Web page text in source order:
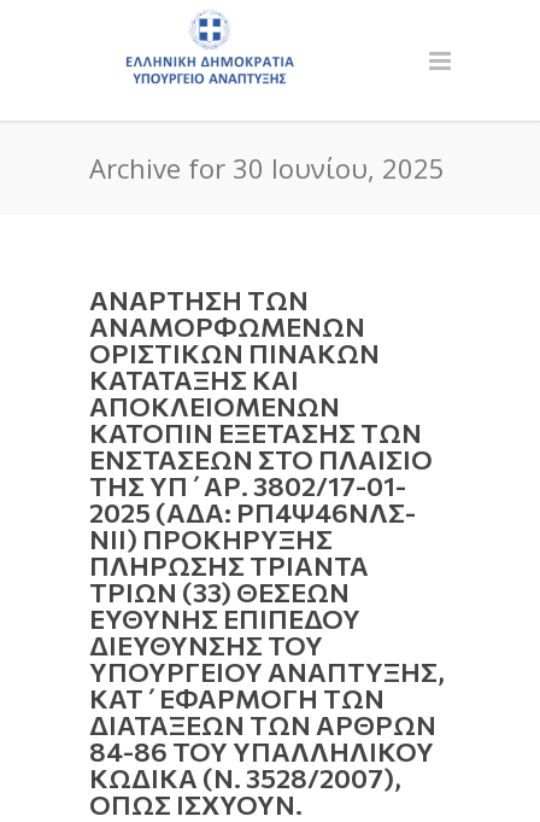
Archive for 30 Ιουνίου, 2025
ΑΝΑΡΤΗΣΗ ΤΩΝ
ΑΝΑΜΟΡΦΩΜΕΝΩΝ
ΟΡΙΣΤΙΚΩΝ ΠΙΝΑΚΩΝ
ΚΑΤΑΤΑΞΗΣ ΚΑΙ
ΑΠΟΚΛΕΙΟΜΕΝΩΝ
ΚΑΤΟΠΙΝ ΕΞΕΤΑΣΗΣ ΤΩΝ
ΕΝΣΤΑΣΕΩΝ ΣΤΟ ΠΛΑΙΣΙΟ
ΤΗΣ ΥΠ΄ΑΡ. 3802/17-01-
2025 (ΑΔΑ: ΡΠ4Ψ46ΝΛΣ-
ΝΙΙ) ΠΡΟΚΗΡΥΞΗΣ
ΠΛΗΡΩΣΗΣ ΤΡΙΑΝΤΑ
ΤΡΙΩΝ (33) ΘΕΣΕΩΝ
ΕΥΘΥΝΗΣ ΕΠΙΠΕΔΟΥ
ΔΙΕΥΘΥΝΣΗΣ ΤΟΥ
ΥΠΟΥΡΓΕΙΟΥ ΑΝΑΠΤΥΞΗΣ,
ΚΑΤ΄ΕΦΑΡΜΟΓΗ ΤΩΝ
ΔΙΑΤΑΞΕΩΝ ΤΩΝ ΑΡΘΡΩΝ
84-86 ΤΟΥ ΥΠΑΛΛΗΛΙΚΟΥ
ΚΩΔΙΚΑ (Ν. 3528/2007),
ΟΠΩΣ ΙΣΧΥΟΥΝ.